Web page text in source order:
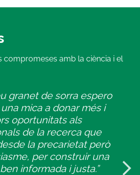
compromeses amb la ciència i el
granet de sorra espero
mica a donar més i
oportunitats als
de la recerca que
la precarietat però
per construir una
informada i justa.”